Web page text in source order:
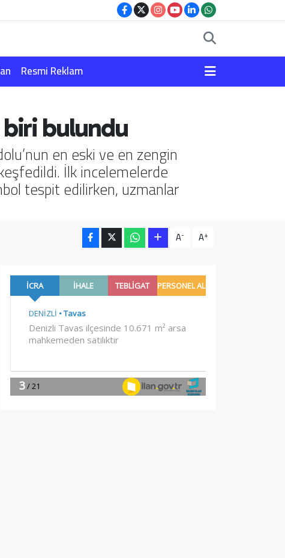
Resmi Reklam
biri bulundu
en eski ve en zengin
İlk incelemelerde
tespit edilirken, uzmanlar
A- A+